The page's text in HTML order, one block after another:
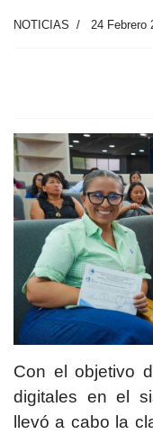
NOTICIAS 24 Febrero
Con el objetivo
digitales en el
llevó a cabo la